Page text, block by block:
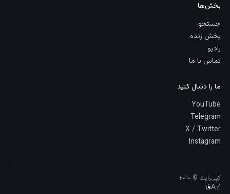
بخش‌ها
جستجو
پخش زنده
رادیو
تماس با ما
ما را دنبال کنید
YouTube
Telegram
X / Twitter
Instagram
کپی‌رایت © ۲۰۱۰
AZفا